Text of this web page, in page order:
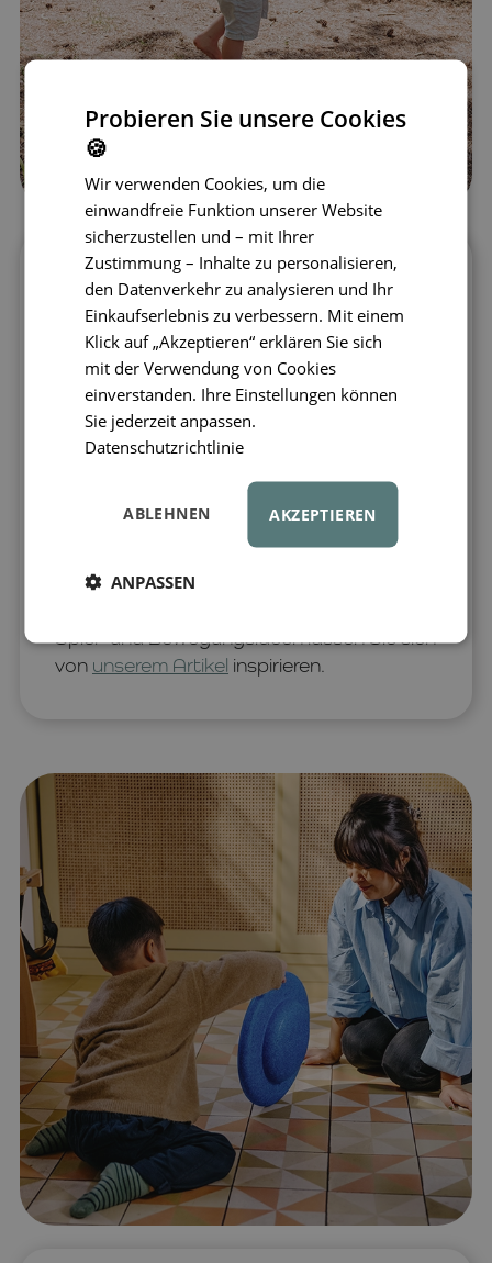
Das Stapelstein Balance Board ist eine
großartige Idee für den Innenbereich, aber
auch für Aktivitäten im Freien. Das Training
auf dem Balancierbrett wirkt sich positiv
auf die körperliche und auch auf die
geistige Entwicklung des Kindes aus. Bei
regelmäßiger Nutzung werden genau die
Dieses Balance Board ist außerdem
ein multifunktionales und stilvolles
Hilfsmittel, das mit allen Stapelstein-
Spiel- und Bewegungsideen lassen Sie sich
von unserem Artikel inspirieren.
Probieren Sie unsere Cookies
🍪
Wir verwenden Cookies, um die
einwandfreie Funktion unserer Website
sicherzustellen und – mit Ihrer
Zustimmung – Inhalte zu personalisieren,
den Datenverkehr zu analysieren und Ihr
Einkaufserlebnis zu verbessern. Mit einem
Klick auf „Akzeptieren“ erklären Sie sich
mit der Verwendung von Cookies
einverstanden. Ihre Einstellungen können
Sie jederzeit anpassen.
Datenschutzrichtlinie
AKZEPTIEREN
ABLEHNEN
ANPASSEN